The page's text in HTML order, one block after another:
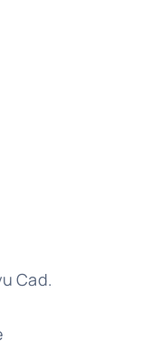
Cad.